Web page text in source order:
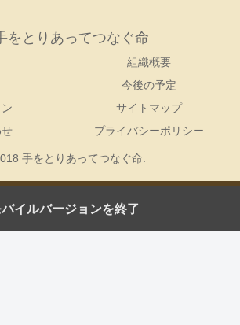
をとりあってつなぐ命
組織概要
今後の予定
サイトマップ
プライバシーポリシー
手をとりあってつなぐ命.
イルバージョンを終了